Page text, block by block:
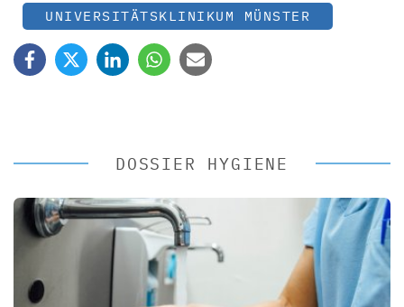
UNIVERSITÄTSKLINIKUM MÜNSTER
DOSSIER HYGIENE